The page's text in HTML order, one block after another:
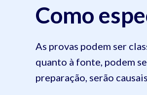
Como
As provas podem ser
quanto à fonte, podem
preparação, serão